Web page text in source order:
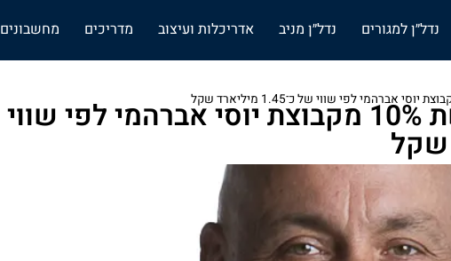
נדל״ן למגורים נדל״ן מניב אדריכלות ועיצוב מדריכים מחשבונים
לאומי פרטנרס רוכשת 10% מקבוצת יוסי אברהמי לפי שווי